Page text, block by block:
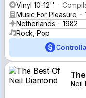
Vinyl 10-12''
Music For Pleasure
Netherlands
1982
Rock, Pop
Neil